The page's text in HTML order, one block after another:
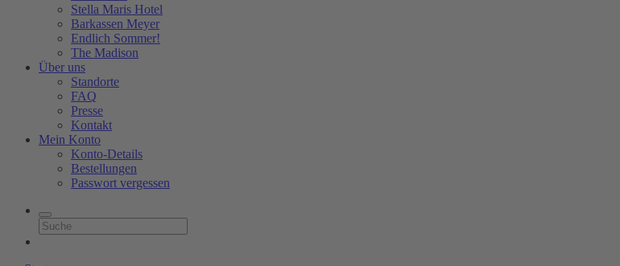
Stella Maris Hotel
Barkassen Meyer
Endlich Sommer!
The Madison
Über uns
Standorte
FAQ
Presse
Kontakt
Mein Konto
Konto-Details
Bestellungen
Passwort vergessen